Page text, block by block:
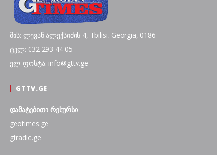
მის: ლევან ალექსიძის 4, Tbilisi, Georgia, 0186
ტელ: 032 293 44 05
ელ-ფოსტა: info@gttv.ge
GTTV.GE
დამატებითი რესურსი
geotimes.ge
gtradio.ge